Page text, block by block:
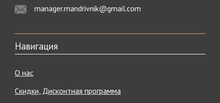
manager.mandrivnik@gmail.com
Навигация
О нас
Скидки, Дисконтная программа